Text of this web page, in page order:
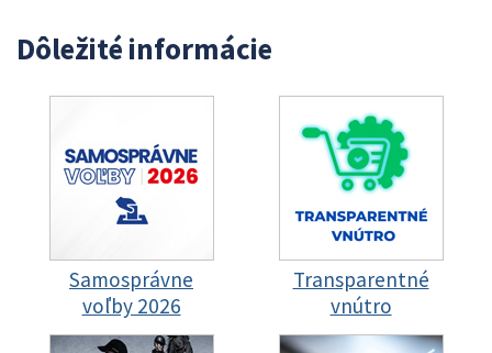
Dôležité informácie
Samosprávne
voľby 2026
Transparentné
vnútro